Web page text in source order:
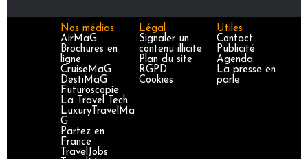
Nos médias
AirMaG
Brochures en
ligne
CruiseMaG
DestiMaG
Futuroscopie
La Travel Tech
LuxuryTravelMa
G
Partez en
France
TravelJobs
Légal
Signaler un
contenu illicite
Plan du site
RGPD
Cookies
Utiles
Contact
Publicité
Agenda
La presse en
parle